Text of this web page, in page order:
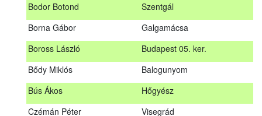
Bodor Botond
Szentgál
Borna Gábor
Galgamácsa
Boross László
Budapest 05. ker.
Bődy Miklós
Balogunyom
Bús Ákos
Hőgyész
Czémán Péter
Visegrád
Tiszanána
Almamellék
Felsőtárkány
Balogh Máté
Baranyajenő
Arló